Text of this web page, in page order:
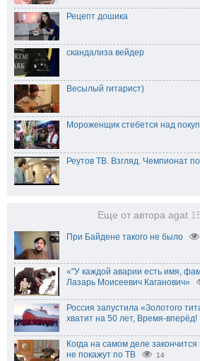
Рецепт дошика
скандализа вейдер
Весылый гитарист)
Мороженщик стебется над
Реутов ТВ. Взгляд. Чемпионат
Еще от автора agat
При Байдене такого не было
«"У каждой аварии есть имя,
Лазарь Моисеевич Каганович»
Россия запустила «Золотого
хватит на 50 лет, Время-
Когда на самом деле
не покажут по ТВ
14